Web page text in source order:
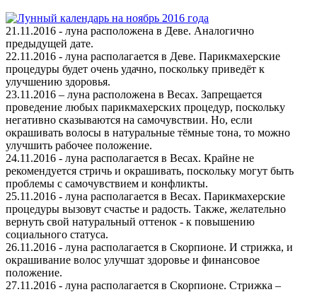
21.11.2016 - луна расположена в Деве. Аналогично
предыдущей дате.
22.11.2016 - луна располагается в Деве. Парикмахерские
процедуры будет очень удачно, поскольку приведёт к
улучшению здоровья.
23.11.2016 – луна расположена в Весах. Запрещается
проведение любых парикмахерских процедур, поскольку
негативно сказываются на самочувствии. Но, если
окрашивать волосы в натуральные тёмные тона, то можно
улучшить рабочее положение.
24.11.2016 - луна располагается в Весах. Крайне не
рекомендуется стричь и окрашивать, поскольку могут быть
проблемы с самочувствием и конфликты.
25.11.2016 - луна располагается в Весах. Парикмахерские
процедуры вызовут счастье и радость. Также, желательно
вернуть свой натуральный оттенок - к повышению
социального статуса.
26.11.2016 - луна располагается в Скорпионе. И стрижка, и
окрашивание волос улучшат здоровье и финансовое
положение.
27.11.2016 - луна располагается в Скорпионе. Стрижка –